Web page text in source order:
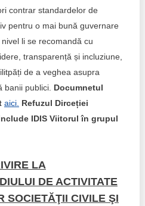
contrar standardelor de
pentru o mai bună guvernare
li se recomandă cu
transparență și incluziune,
de a veghea asupra
banii publici. Documnetul
aici. Refuzul Dirceției
IDIS Viitorul în grupul
LA
DE ACTIVITATE
SOCIETĂŢII CIVILE ŞI